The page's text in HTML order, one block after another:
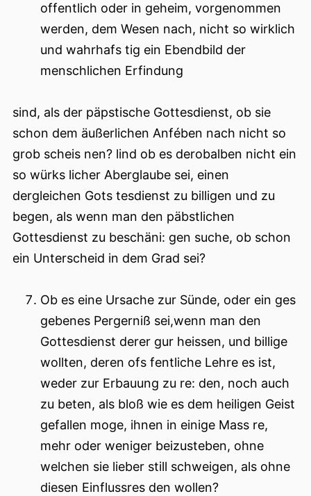
offentlich oder in geheim, vorgenommen
werden, dem Wesen nach, nicht so wirklich
und wahrhafs tig ein Ebendbild der
menschlichen Erfindung
sind, als der päpstische Gottesdienst, ob sie
schon dem äußerlichen Anfében nach nicht so
grob scheis nen? lind ob es derobalben nicht ein
so würks licher Aberglaube sei, einen
dergleichen Gots tesdienst zu billigen und zu
begen, als wenn man den päbstlichen
Gottesdienst zu beschäni: gen suche, ob schon
ein Unterscheid in dem Grad sei?
Ob es eine Ursache zur Sünde, oder ein ges
gebenes Pergerniß sei,wenn man den
Gottesdienst derer gur heissen, und billige
wollten, deren ofs fentliche Lehre es ist,
weder zur Erbauung zu re: den, noch auch
zu beten, als bloß wie es dem heiligen Geist
gefallen moge, ihnen in einige Mass re,
mehr oder weniger beizusteben, ohne
welchen sie lieber still schweigen, als ohne
diesen Einflussres den wollen?